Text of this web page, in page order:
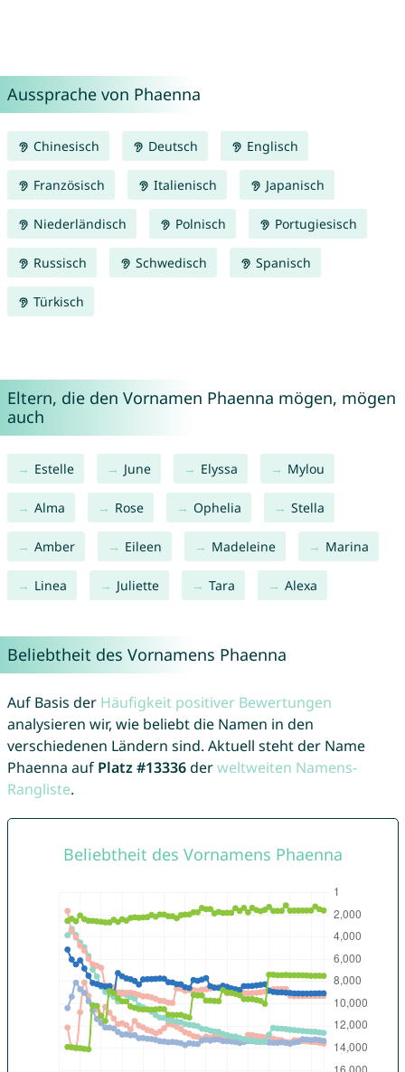
Aussprache von Phaenna
Chinesisch Deutsch Englisch
Französisch Italienisch Japanisch
Niederländisch Polnisch Portugiesisch
Russisch Schwedisch Spanisch
Türkisch
Eltern, die den Vornamen Phaenna mögen, mögen
auch
Estelle June Elyssa Mylou
Alma Rose Ophelia Stella
Amber Eileen Madeleine Marina
Linea Juliette Tara Alexa
Beliebtheit des Vornamens Phaenna
Auf Basis der Häufigkeit positiver Bewertungen
analysieren wir, wie beliebt die Namen in den
verschiedenen Ländern sind. Aktuell steht der Name
Phaenna auf Platz #13336derweltweiten Namens-
Rangliste.